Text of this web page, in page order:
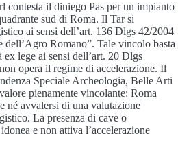
contesta il diniego Pas per un impianto
sud di Roma. Il Tar si
ai sensi dell’art. 136 Dlgs 42/2004
Romano”. Tale vincolo basta
ex lege ai sensi dell’art. 20 Dlgs
opera il regime di accelerazione. Il
Speciale Archeologia, Belle Arti
pienamente vincolante: Roma
né avvalersi di una valutazione
La presenza di cave o
e non attiva l’accelerazione